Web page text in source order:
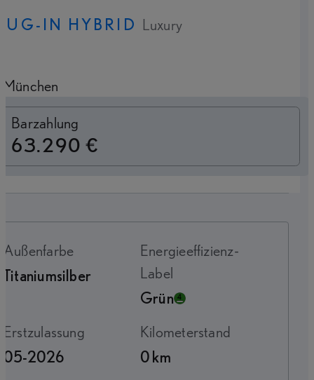
IN HYBRID Luxury
München
Barzahlung
63.290 €
Außenfarbe
Titaniumsilber
Energieeffizienz-
Label
Grün
Erstzulassung
05-2026
Kilometerstand
0 km